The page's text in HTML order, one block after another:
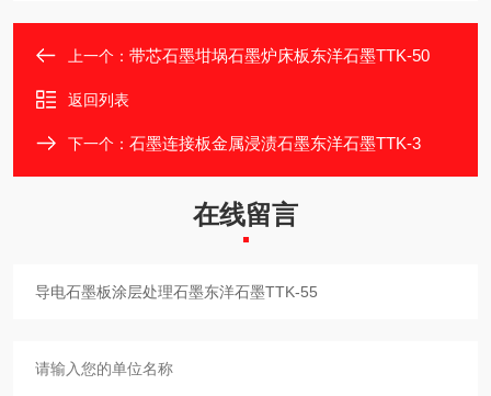
上一个： 带芯石墨坩埚石墨炉床板东洋石墨TTK-50
返回列表
下一个： 石墨连接板金属浸渍石墨东洋石墨TTK-3
在线留言